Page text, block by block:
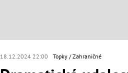
18.12.2024 22:00 Topky Zahraničné